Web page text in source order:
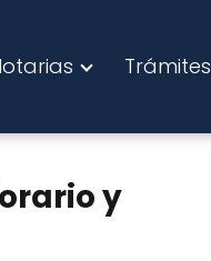
Trámites
y